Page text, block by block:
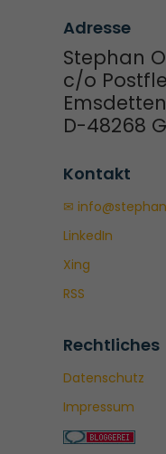
Adresse
Stephan
c/o
D-48268
Kontakt
✉
LinkedIn
Xing
RSS
Rechtliches
Datenschutz
Impressum